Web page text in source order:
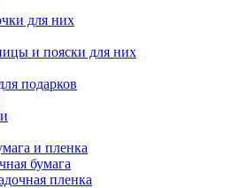
для них
и пояски для них
подарков
и пленка
бумага
пленка